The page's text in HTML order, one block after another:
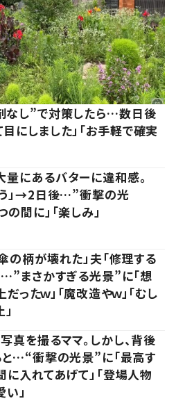
なし”で対策したら…数日後
にしました」「お手軽で確実
量にあるバターに違和感。
う」→2日後…”衝撃の光
の間に」「楽しみ」
の柄が壊れた」夫「修理する
まさかすぎる光景”に「想
ったｗ」「魔改造やｗ」「むし
真を撮るママ。しかし、背後
と…“衝撃の光景”に「最高す
に入れてあげて」「登場人物
」